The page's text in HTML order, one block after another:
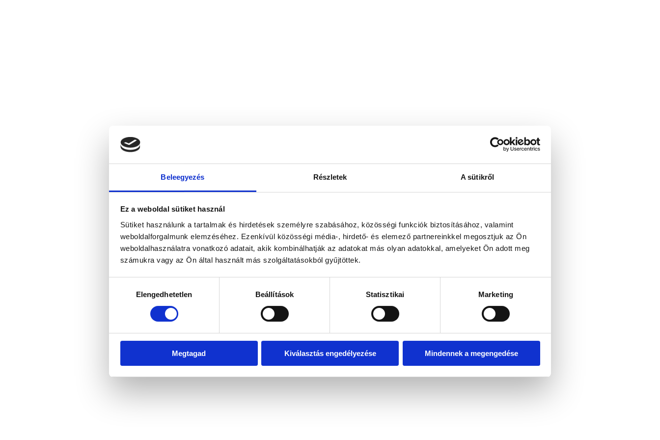
Beleegyezés Részletek A sütikről
Ez a weboldal sütiket használ
Sütiket használunk a tartalmak és hirdetések személyre szabásához, közösségi funkciók biztosításához, valamint
weboldalforgalmunk elemzéséhez. Ezenkívül közösségi média-, hirdető- és elemező partnereinkkel megosztjuk az Ön
weboldalhasználatra vonatkozó adatait, akik kombinálhatják az adatokat más olyan adatokkal, amelyeket Ön adott meg
számukra vagy az Ön által használt más szolgáltatásokból gyűjtöttek.
kiválasztásaElengedhetetlen Beállítások Statisztikai Marketing
Megtagad Kiválasztás engedélyezése Mindennek a megengedése
Application error: a client-side exception has occurred while loadingwww.bicapp.hu (see the browser console for more information)